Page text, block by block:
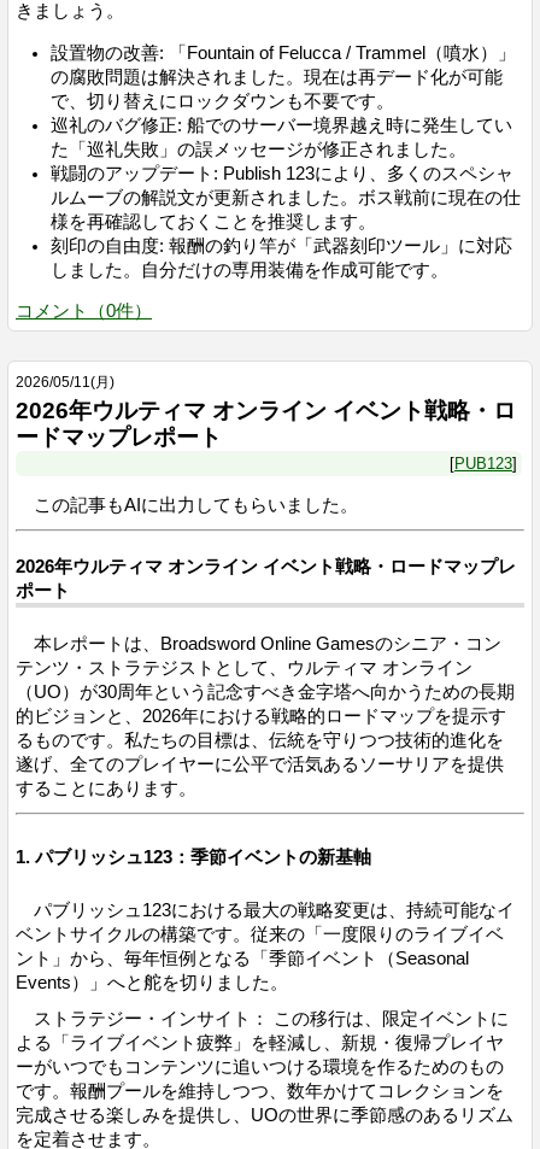
きましょう。
設置物の改善: 「Fountain of Felucca / Trammel（噴水）」
の腐敗問題は解決されました。現在は再デード化が可能
で、切り替えにロックダウンも不要です。
巡礼のバグ修正: 船でのサーバー境界越え時に発生してい
た「巡礼失敗」の誤メッセージが修正されました。
戦闘のアップデート: Publish 123により、多くのスペシャ
ルムーブの解説文が更新されました。ボス戦前に現在の仕
様を再確認しておくことを推奨します。
刻印の自由度: 報酬の釣り竿が「武器刻印ツール」に対応
しました。自分だけの専用装備を作成可能です。
コメント （0件）
2026/05/11(月)
2026年ウルティマ オンライン イベント戦略・ロ
ードマップレポート
PUB123
この記事もAIに出力してもらいました。
2026年ウルティマ オンライン イベント戦略・ロードマップレ
ポート
本レポートは、Broadsword Online Gamesのシニア・コン
テンツ・ストラテジストとして、ウルティマ オンライン
（UO）が30周年という記念すべき金字塔へ向かうための長期
的ビジョンと、2026年における戦略的ロードマップを提示す
るものです。私たちの目標は、伝統を守りつつ技術的進化を
遂げ、全てのプレイヤーに公平で活気あるソーサリアを提供
することにあります。
1. パブリッシュ123：季節イベントの新基軸
パブリッシュ123における最大の戦略変更は、持続可能なイ
ベントサイクルの構築です。従来の「一度限りのライブイベ
ント」から、毎年恒例となる「季節イベント（Seasonal
Events）」へと舵を切りました。
ストラテジー・インサイト： この移行は、限定イベントに
よる「ライブイベント疲弊」を軽減し、新規・復帰プレイヤ
ーがいつでもコンテンツに追いつける環境を作るためのもの
です。報酬プールを維持しつつ、数年かけてコレクションを
完成させる楽しみを提供し、UOの世界に季節感のあるリズム
を定着させます。